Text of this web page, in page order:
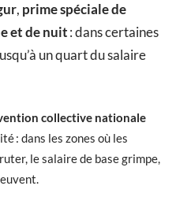
, prime spéciale de
et de nuit: dans certaines
un quart du salaire
collective nationale
: dans les zones où les
le salaire de base grimpe,